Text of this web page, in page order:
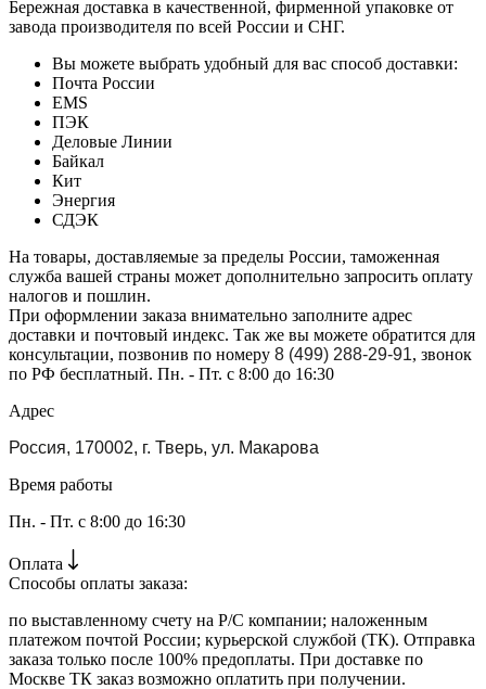
Бережная доставка в качественной, фирменной упаковке от
завода производителя по всей России и СНГ.
Вы можете выбрать удобный для вас способ доставки:
Почта России
EMS
ПЭК
Деловые Линии
Байкал
Кит
Энергия
СДЭК
На товары, доставляемые за пределы России, таможенная
служба вашей страны может дополнительно запросить оплату
налогов и пошлин.
При оформлении заказа внимательно заполните адрес
доставки и почтовый индекс. Так же вы можете обратится для
консультации, позвонив по номеру 8 (499) 288-29-91, звонок
по РФ бесплатный. Пн. - Пт. с 8:00 до 16:30
Адрес
Россия, 170002, г. Тверь, ул. Макарова
Время работы
Пн. - Пт. с 8:00 до 16:30
Оплата
Способы оплаты заказа:
по выставленному счету на Р/С компании; наложенным
платежом почтой России; курьерской службой (ТК). Отправка
заказа только после 100% предоплаты. При доставке по
Москве ТК заказ возможно оплатить при получении.